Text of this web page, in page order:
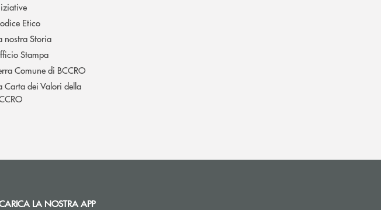
Etico
nostra Storia
Stampa
Comune di BCCRO
Carta dei Valori della
LA NOSTRA APP